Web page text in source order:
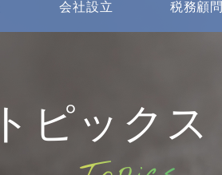
会社設立 税務顧問
トピックス